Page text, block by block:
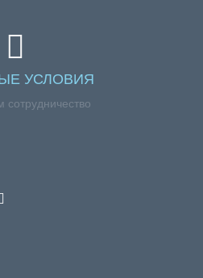
УСЛОВИЯ
сотрудничество